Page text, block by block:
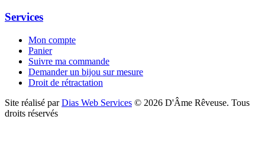
Services
Mon compte
Panier
Suivre ma commande
Demander un bijou sur mesure
Droit de rétractation
Site réalisé par Dias Web Services © 2026 D'Âme Rêveuse. Tous
droits réservés